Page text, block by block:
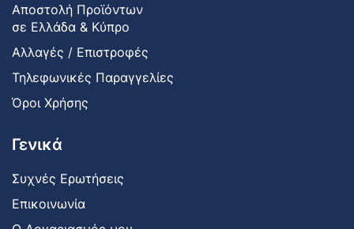
Αποστολή Προϊόντων
σε Ελλάδα & Κύπρο
Αλλαγές / Επιστροφές
Τηλεφωνικές Παραγγελίες
Όροι Χρήσης
Γενικά
Συχνές Ερωτήσεις
Επικοινωνία